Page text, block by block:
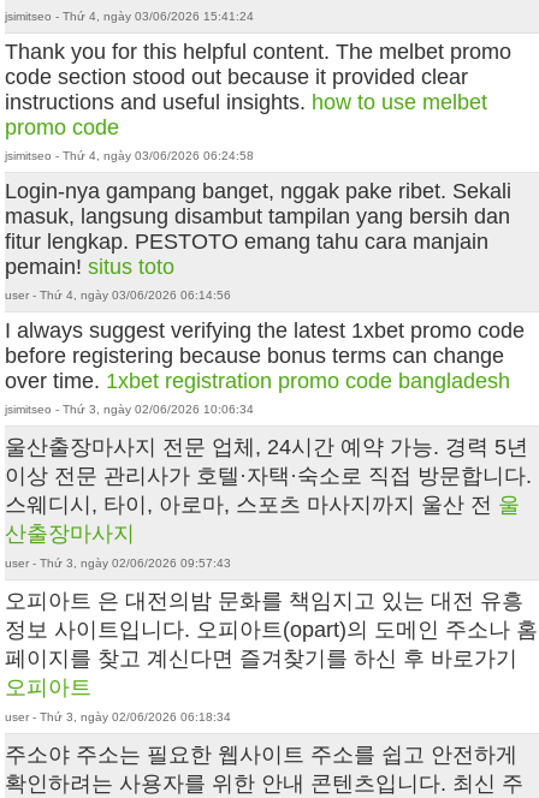
jsimitseo - Thứ 4, ngày 03/06/2026 15:41:24
Thank you for this helpful content. The melbet promo
code section stood out because it provided clear
instructions and useful insights. how to use melbet
promo code
jsimitseo - Thứ 4, ngày 03/06/2026 06:24:58
Login-nya gampang banget, nggak pake ribet. Sekali
masuk, langsung disambut tampilan yang bersih dan
fitur lengkap. PESTOTO emang tahu cara manjain
pemain!situs toto
user - Thứ 4, ngày 03/06/2026 06:14:56
I always suggest verifying the latest 1xbet promo code
before registering because bonus terms can change
over time. 1xbet registration promo code bangladesh
jsimitseo - Thứ 3, ngày 02/06/2026 10:06:34
울산출장마사지 전문 업체, 24시간 예약 가능. 경력 5년
이상 전문 관리사가 호텔·자택·숙소로 직접 방문합니다.
스웨디시, 타이, 아로마, 스포츠 마사지까지 울산 전 울
산출장마사지
user - Thứ 3, ngày 02/06/2026 09:57:43
오피아트 은 대전의밤 문화를 책임지고 있는 대전 유흥
정보 사이트입니다. 오피아트(opart)의 도메인 주소나 홈
페이지를 찾고 계신다면 즐겨찾기를 하신 후 바로가기
오피아트
user - Thứ 3, ngày 02/06/2026 06:18:34
주소야 주소는 필요한 웹사이트 주소를 쉽고 안전하게
확인하려는 사용자를 위한 안내 콘텐츠입니다. 최신 주